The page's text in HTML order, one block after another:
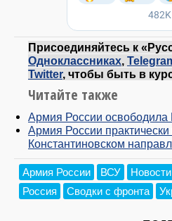
Присоединяйтесь к
Одноклассниках
Twitter, чтобы быть в
Читайте также
Армия России
Армия России
Константиновском
Армия России ВСУ Новости
Россия
Сводки с фронта